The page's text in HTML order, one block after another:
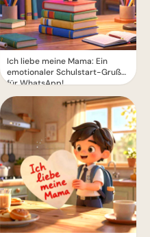
Ich liebe meine Mama: Ein
emotionaler Schulstart-Gruß
für WhatsApp!